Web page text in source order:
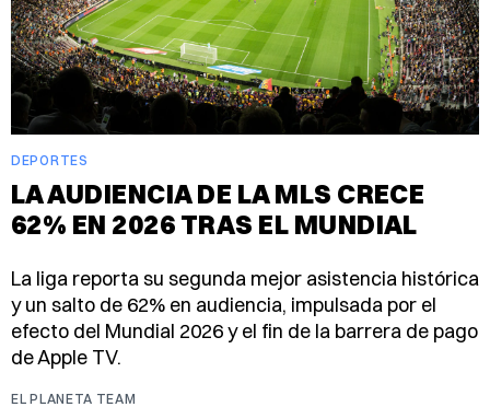
DEPORTES
LA AUDIENCIA DE LA MLS CRECE
62% EN 2026 TRAS EL MUNDIAL
La liga reporta su segunda mejor asistencia histórica
y un salto de 62% en audiencia, impulsada por el
efecto del Mundial 2026 y el fin de la barrera de pago
de Apple TV.
EL PLANETA TEAM